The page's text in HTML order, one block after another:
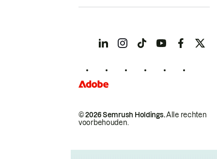
© 2026 Semrush Holdings.Alle rechten
voorbehouden.